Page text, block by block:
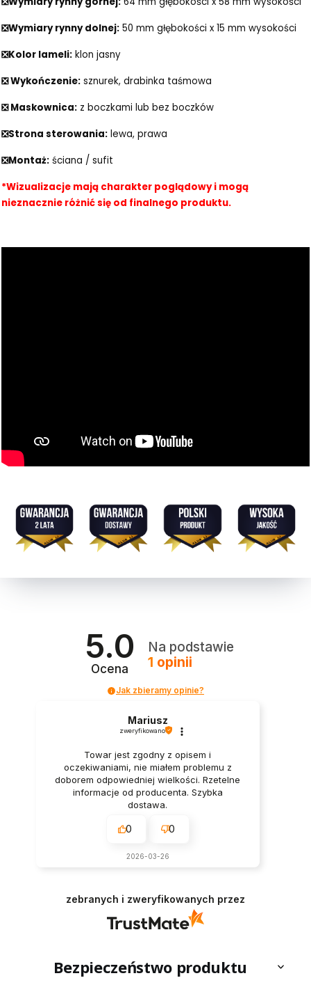
❎Wymiary rynny dolnej: 50 mm głębokości x 15 mm wysokości
❎Kolor lameli: klon jasny
❎ Wykończenie: sznurek, drabinka taśmowa
❎ Maskownica: z boczkami lub bez boczków
❎Strona sterowania: lewa, prawa
❎Montaż: ściana / sufit
*Wizualizacje mają charakter poglądowy i mogą
nieznacznie różnić się od finalnego produktu.
5.0
Ocena
Na podstawie
1 opinii
Jak zbieramy opinie?
Mariusz
zweryfikowano
Towar jest zgodny z opisem i
oczekiwaniami, nie miałem problemu z
doborem odpowiedniej wielkości. Rzetelne
informacje od producenta. Szybka
dostawa.
0 0
2026-03-26
zebranych i zweryfikowanych przez
Bezpieczeństwo produktu